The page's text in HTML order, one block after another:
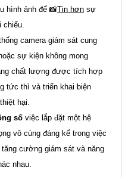
hình ảnh để 📸Tin hơn sự
camera giám sát cung
sự kiện không mong
chất lượng được tích hợp
tức thì và triển khai biện
hại.
số việc lắp đặt một hệ
vô cùng đáng kể trong việc
cường giám sát và năng
nhau.